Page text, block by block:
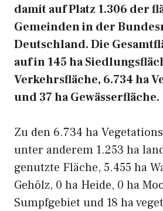
damit auf Platz 1.306 der
Gemeinden in der
Deutschland. Die
auf in 145 ha
Verkehrsfläche, 6.734 ha
und 37 ha Gewässerfläche.
Zu den 6.734 ha
unter anderem 1.253 ha
genutzte Fläche, 5.455 ha
Gehölz, 0 ha Heide, 0 ha
Sumpfgebiet und 18 ha